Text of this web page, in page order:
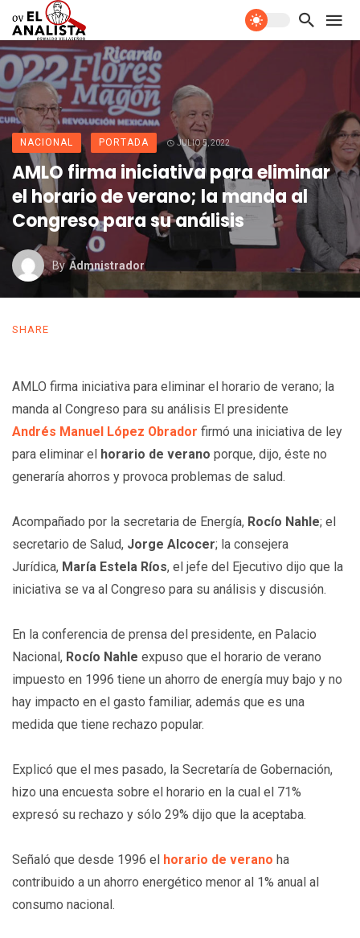
NACIONAL PORTADA JULIO 5, 2022
AMLO firma iniciativa para eliminar
el horario de verano; la manda al
Congreso para su análisis
By Admnistrador
SHARE
AMLO firma iniciativa para eliminar el horario de verano; la
manda al Congreso para su análisis El presidente
Andrés Manuel López Obrador firmó una iniciativa de ley
para eliminar el horario de verano porque, dijo, éste no
generaría ahorros y provoca problemas de salud.
Acompañado por la secretaria de Energía, Rocío Nahle; el
secretario de Salud, Jorge Alcocer; la consejera
Jurídica, María Estela Ríos, el jefe del Ejecutivo dijo que la
iniciativa se va al Congreso para su análisis y discusión.
En la conferencia de prensa del presidente, en Palacio
Nacional, Rocío Nahle expuso que el horario de verano
impuesto en 1996 tiene un ahorro de energía muy bajo y no
hay impacto en el gasto familiar, además que es una
medida que tiene rechazo popular.
Explicó que el mes pasado, la Secretaría de Gobernación,
hizo una encuesta sobre el horario en la cual el 71%
expresó su rechazo y sólo 29% dijo que la aceptaba.
Señaló que desde 1996 el horario de verano ha
contribuido a un ahorro energético menor al 1% anual al
consumo nacional.